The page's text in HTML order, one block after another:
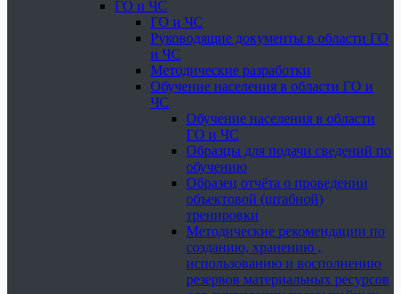
ГО и ЧС
ГО и ЧС
Руководящие документы в области ГО
и ЧС
Методические разработки
Обучение населения в области ГО и
ЧС
Обучение населения в области
ГО и ЧС
Образцы для подачи сведений по
обучению
Образец отчёта о проведении
объектовой (штабной)
тренировки
Методические рекомендации по
созданию, хранению ,
использованию и восполнению
резервов материальных ресурсов